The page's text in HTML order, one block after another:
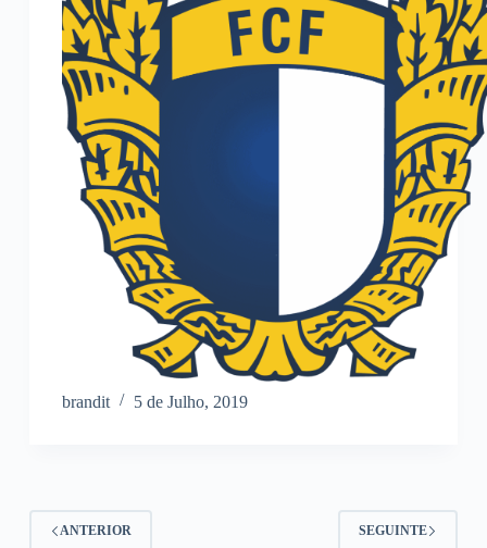
brandit 5 de Julho, 2019
ANTERIOR SEGUINTE